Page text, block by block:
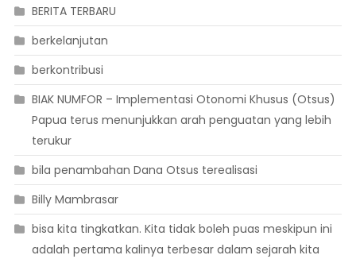
BERITA TERBARU
berkelanjutan
berkontribusi
BIAK NUMFOR – Implementasi Otonomi Khusus (Otsus)
Papua terus menunjukkan arah penguatan yang lebih
terukur
bila penambahan Dana Otsus terealisasi
Billy Mambrasar
bisa kita tingkatkan. Kita tidak boleh puas meskipun ini
adalah pertama kalinya terbesar dalam sejarah kita